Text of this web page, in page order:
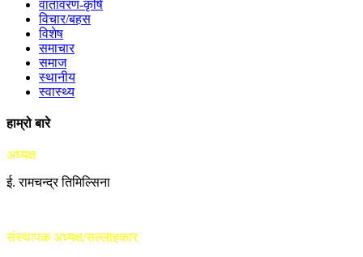
वातावरण-कृषि
विचार/बहस
विशेष
समाचार
समाज
स्थानीय
स्वास्थ्य
हाम्रो बारे
अध्यक्ष
ई. रामचन्द्र तिमिल्सिना
संस्थापक अध्यक्ष/सल्लाहकार